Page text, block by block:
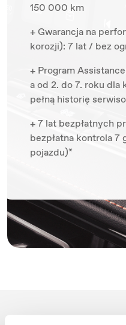
150 000 km
+ Gwarancja na
korozji): 7 lat / bez
+ Program
a od 2. do 7. roku dla
pełną historię
+ 7 lat bezpłatnych
bezpłatna kontrola 7
pojazdu)*